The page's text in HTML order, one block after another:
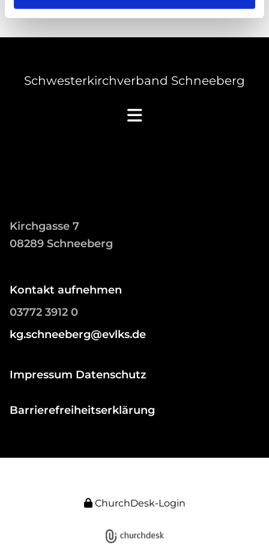
Schwesterkirchverband Schneeberg
Kirchgasse 7
08289 Schneeberg
Kontakt aufnehmen
03772 3912 0
kg.schneeberg@evlks.de
Impressum Datenschutz
Barrierefreiheitserklärung
ChurchDesk-Login